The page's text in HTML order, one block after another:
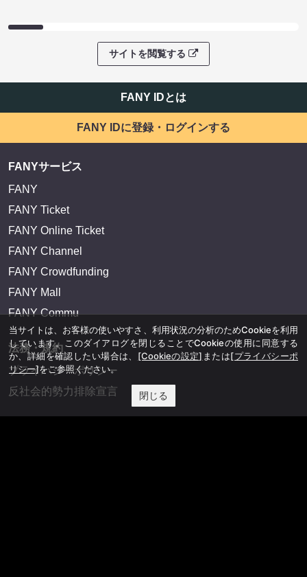
サイトを閲覧する
FANY IDとは
FANY IDに登録・ログインする
FANYサービス
FANY
FANY Ticket
FANY Online Ticket
FANY Channel
FANY Crowdfunding
FANY Mall
FANY Commu
法務・規約
プライバシーポリシー
反社会的勢力排除宣言
当サイトは、お客様の使いやすさ、利用状況の分析のためCookieを利用
しています。このダイアログを閉じることでCookieの使用に同意する
か、詳細を確認したい場合は、 [Cookieの設定] または[プライバシーポ
リシー]をご参照ください。
閉じる